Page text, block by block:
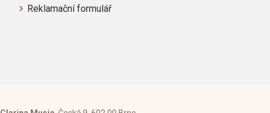
Reklamační formulář